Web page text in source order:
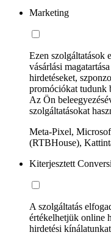
Marketing
Ezen szolgáltatások
vásárlási
hirdetéseket,
promóciókat tudunk
Az Ön
szolgáltatásokat
Meta-Pixel,
(RTBHouse),
Kiterjesztett
A szolgáltatás
értékelhetjük online
hirdetési